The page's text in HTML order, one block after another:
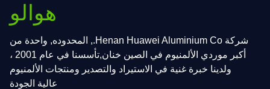
هوالو
شركة Henan Huawei Aluminium Co., المحدوده, واحدة من
أكبر موردي الألمنيوم في الصين خنان,تأسسنا في عام 2001 ،
ولدينا خبرة غنية في الاستيراد والتصدير ومنتجات الألمنيوم
عالية الجودة